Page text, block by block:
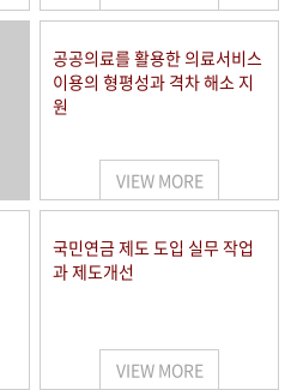
공공의료를 활용한 의료서비스
이용의 형평성과 격차 해소 지
원
VIEW MORE
국민연금 제도 도입 실무 작업
과 제도개선
VIEW MORE